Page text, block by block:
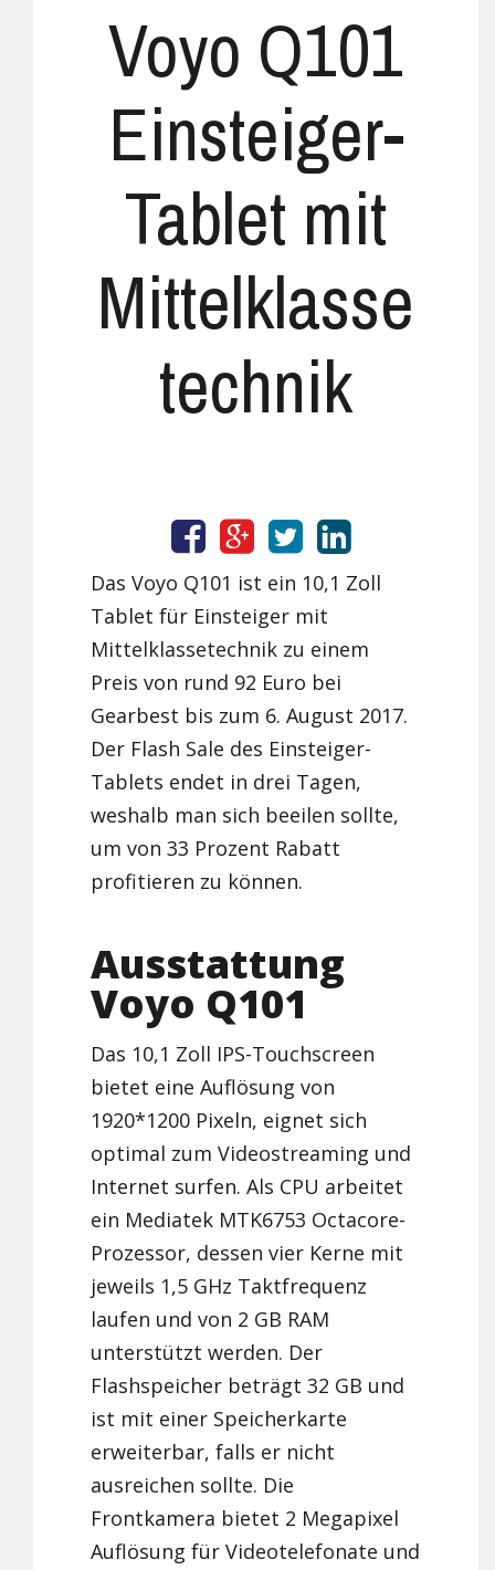
Voyo Q101
Einsteiger-
Tablet mit
Mittelklasse
technik
Das Voyo Q101 ist ein 10,1 Zoll
Tablet für Einsteiger mit
Mittelklassetechnik zu einem
Preis von rund 92 Euro bei
Gearbest bis zum 6. August 2017.
Der Flash Sale des Einsteiger-
Tablets endet in drei Tagen,
weshalb man sich beeilen sollte,
um von 33 Prozent Rabatt
profitieren zu können.
Ausstattung
Voyo Q101
Das 10,1 Zoll IPS-Touchscreen
bietet eine Auflösung von
1920*1200 Pixeln, eignet sich
optimal zum Videostreaming und
Internet surfen. Als CPU arbeitet
ein Mediatek MTK6753 Octacore-
Prozessor, dessen vier Kerne mit
jeweils 1,5 GHz Taktfrequenz
laufen und von 2 GB RAM
unterstützt werden. Der
Flashspeicher beträgt 32 GB und
ist mit einer Speicherkarte
erweiterbar, falls er nicht
ausreichen sollte. Die
Frontkamera bietet 2 Megapixel
Auflösung für Videotelefonate und